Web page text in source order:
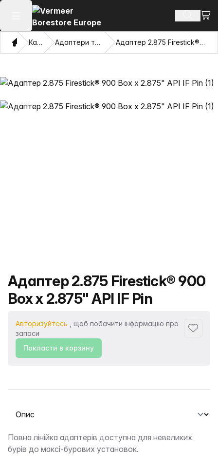
Відкрити головне меню Пошук
Дім Каталог Адаптери та витягувачі очі Адаптер 2.875 Firestick® 900 Box x 2.875" API IF Pin
Назва продукту
Адаптер 2.875 Firestick® 900
Box x 2.875" API IF Pin
Авторизуйтесь , щоб побачити інформацію про
запаси
Покласти в корзину
Виберіть вкладку
Опис
Повна лінійка адаптерів доступна для невеликих
бурів до максі-бурових установок.